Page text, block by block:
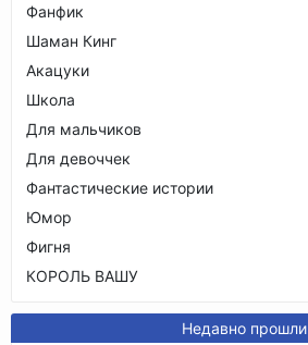
Фанфик
Шаман Кинг
Акацуки
Школа
Для мальчиков
Для девоччек
Фантастические истории
Юмор
Фигня
КОРОЛЬ ВАШУ
Недавно прошли